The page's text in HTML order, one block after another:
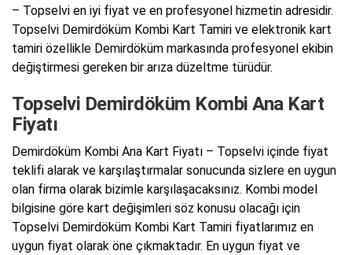
– Topselvi en iyi fiyat ve en profesyonel hizmetin adresidir.
Topselvi Demirdöküm Kombi Kart Tamiri ve elektronik kart
tamiri özellikle Demirdöküm markasında profesyonel ekibin
değiştirmesi gereken bir arıza düzeltme türüdür.
Topselvi Demirdöküm Kombi Ana Kart
Fiyatı
Demirdöküm Kombi Ana Kart Fiyatı – Topselvi içinde fiyat
teklifi alarak ve karşılaştırmalar sonucunda sizlere en uygun
olan firma olarak bizimle karşılaşacaksınız. Kombi model
bilgisine göre kart değişimleri söz konusu olacağı için
Topselvi Demirdöküm Kombi Kart Tamiri fiyatlarımız en
uygun fiyat olarak öne çıkmaktadır. En uygun fiyat ve